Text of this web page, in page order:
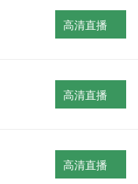
高清直播
高清直播
高清直播